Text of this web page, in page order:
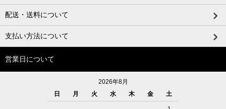
配送・送料について
支払い方法について
営業日について
2026年8月
日
月 火 水 木 金 土